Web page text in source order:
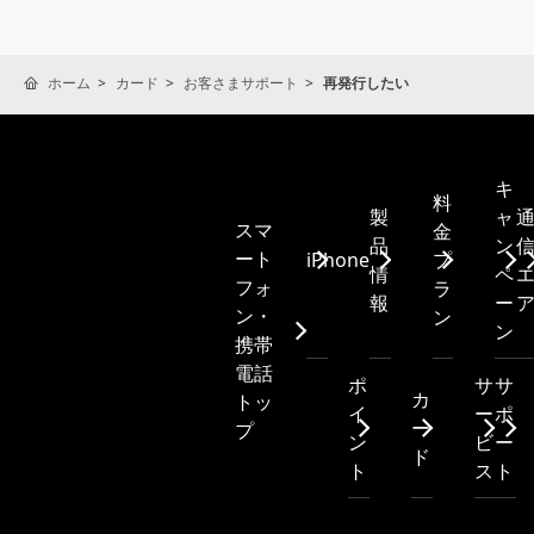
ホーム カード お客さまサポート 再発行したい
スマ
ート
フォ
ン・
携帯
電話
トッ
プ
iPhone
製
品
情
報
料
金
プ
ラ
ン
キ
ャ
ン
ペ
ー
ン
通
ア
ポ
イ
ン
ト
カ
ー
ド
サ
ー
ビ
ス
サ
ポ
ー
ト